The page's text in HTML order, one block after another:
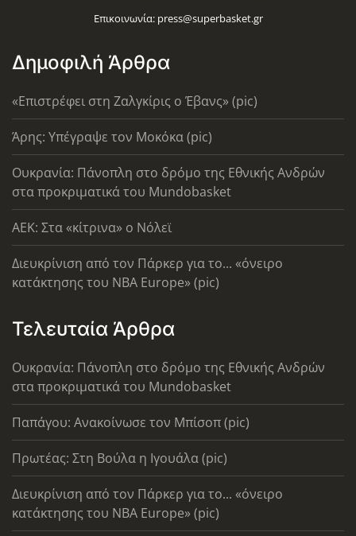
Επικοινωνία: press@superbasket.gr
Δημοφιλή Άρθρα
«Επιστρέφει στη Ζαλγκίρις ο Έβανς» (pic)
Άρης: Υπέγραψε τον Μοκόκα (pic)
Ουκρανία: Πάνοπλη στο δρόμο της Εθνικής Ανδρών
στα προκριματικά του Mundobasket
AEK: Στα «κίτρινα» ο Νόλεϊ
Διευκρίνιση από τον Πάρκερ για το... «όνειρο
κατάκτησης του ΝΒΑ Europe» (pic)
Τελευταία Άρθρα
Ουκρανία: Πάνοπλη στο δρόμο της Εθνικής Ανδρών
στα προκριματικά του Mundobasket
Παπάγου: Ανακοίνωσε τον Μπίσοπ (pic)
Πρωτέας: Στη Βούλα η Ιγουάλα (pic)
Διευκρίνιση από τον Πάρκερ για το... «όνειρο
κατάκτησης του ΝΒΑ Europe» (pic)